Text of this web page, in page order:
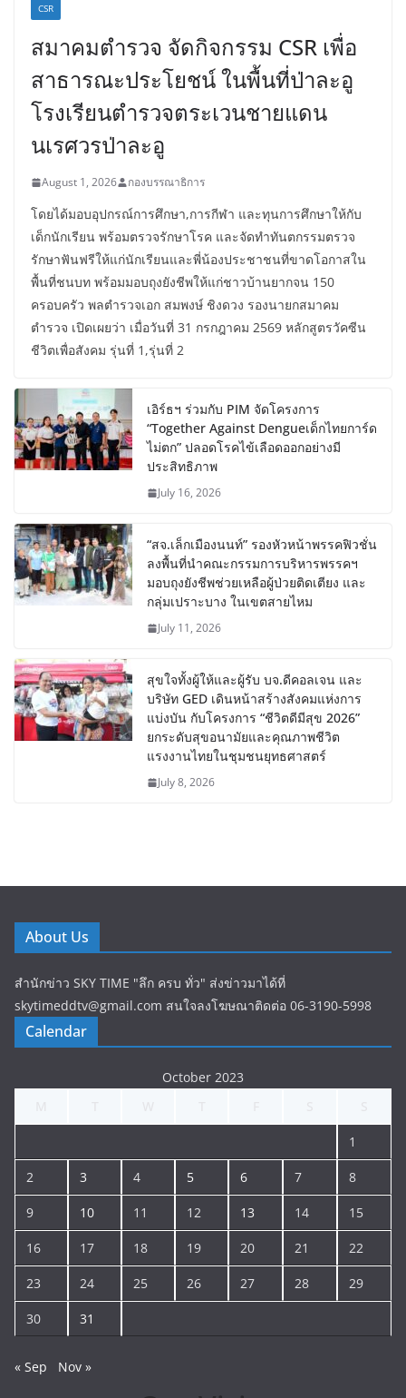
CSR
สมาคมตำรวจ จัดกิจกรรม CSR เพื่อ
สาธารณะประโยชน์ ในพื้นที่ป่าละอู
โรงเรียนตำรวจตระเวนชายแดน
นเรศวรป่าละอู
August 1, 2026 กองบรรณาธิการ
โดยได้มอบอุปกรณ์การศึกษา,การกีฬา และทุนการศึกษาให้กับ
เด็กนักเรียน พร้อมตรวจรักษาโรค และจัดทำทันตกรรมตรวจ
รักษาฟันฟรีให้แก่นักเรียนและพี่น้องประชาชนที่ขาดโอกาสใน
พื้นที่ชนบท พร้อมมอบถุงยังชีพให้แก่ชาวบ้านยากจน 150
ครอบครัว พลตำรวจเอก สมพงษ์ ชิงดวง รองนายกสมาคม
ตำรวจ เปิดเผยว่า เมื่อวันที่ 31 กรกฎาคม 2569 หลักสูตรวัคซีน
ชีวิตเพื่อสังคม รุ่นที่ 1,รุ่นที่ 2
เอิร์ธฯ ร่วมกับ PIM จัดโครงการ
“Together Against Dengueเด็กไทยการ์ด
ไม่ตก” ปลอดโรคไข้เลือดออกอย่างมี
ประสิทธิภาพ
July 16, 2026
“สจ.เล็กเมืองนนท์” รองหัวหน้าพรรคฟิวชั่น
ลงพื้นที่นำคณะกรรมการบริหารพรรคฯ
มอบถุงยังชีพช่วยเหลือผู้ป่วยติดเตียง และ
กลุ่มเปราะบาง ในเขตสายไหม
July 11, 2026
สุขใจทั้งผู้ให้และผู้รับ บจ.ดีคอลเจน และ
บริษัท GED เดินหน้าสร้างสังคมแห่งการ
แบ่งบัน​ กับโครงการ “ชีวิตดีมีสุข 2026”
ยกระดับสุขอนามัยและคุณภาพชีวิต
แรงงานไทยในชุมชนยุทธศาสตร์
July 8, 2026
About Us
สำนักข่าว SKY TIME "ลึก ครบ ทั่ว" ส่งข่าวมาได้ที่
skytimeddtv@gmail.com สนใจลงโฆษณาติดต่อ 06-3190-5998
Calendar
October 2023
1
2 3 4 5 6 7 8
9 10 11 12 13 14 15
16 17 18 19 20 21 22
23 24 25 26 27 28 29
30 31
« Sep Nov »